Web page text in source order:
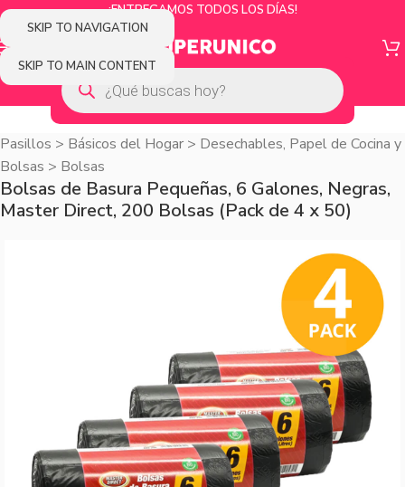
SKIP TO NAVIGATION
SKIP TO MAIN CONTENT
¡ENTREGAMOS TODOS LOS DÍAS!
Pasillos > Básicos del Hogar > Desechables, Papel de Cocina y
Bolsas > Bolsas
Bolsas de Basura Pequeñas, 6 Galones, Negras,
Master Direct, 200 Bolsas (Pack de 4 x 50)